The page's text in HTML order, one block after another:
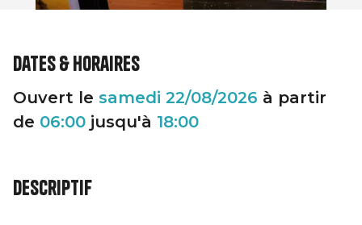
Dates & horaires
Ouvert le samedi 22/08/2026 à partir
de 06:00 jusqu'à 18:00
Descriptif